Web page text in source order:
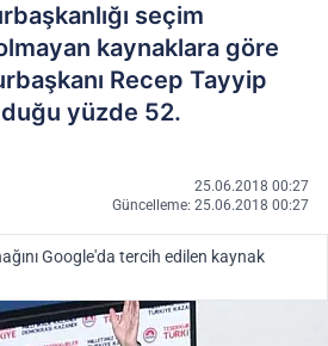
seçim
kaynaklara göre
Recep Tayyip
yüzde 52.
25.06.2018 00:27
Güncelleme: 25.06.2018 00:27
Google'da tercih edilen kaynak